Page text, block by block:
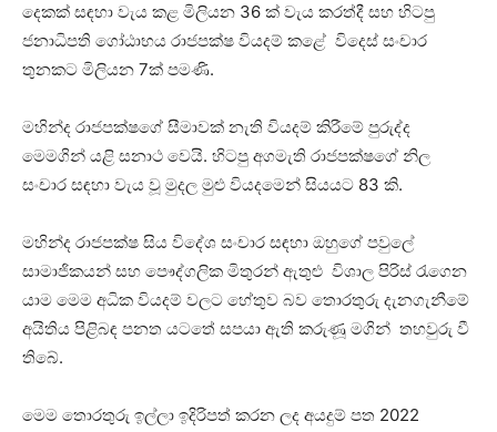
දෙකක් සඳහා වැය කළ මිලියන 36 ක් වැය කරත්දී සහ හිටපු
ජනාධිපති ගෝඨාභය රාජපක්ෂ වියදම් කළේ විදෙස් සංචාර
තුනකට මිලියන 7ක් පමණි.
මහින්ද රාජපක්ෂගේ සීමාවක් නැති වියදම් කිරීමේ පුරුද්ද
මෙමගින් යළි සනාථ වෙයි. හිටපු අගමැති රාජපක්ෂගේ නිල
සංචාර සඳහා වැය වූ මුදල මුළු වියදමෙන් සියයට 83 කි.
මහින්ද රාජපක්ෂ සිය විදේශ සංචාර සඳහා ඔහුගේ පවුලේ
සාමාජිකයන් සහ පෞද්ගලික මිතුරන් ඇතුළු විශාල පිරිස් රැගෙන
යාම මෙම අධික වියදම් වලට හේතුව බව තොරතුරු දැනගැනීමේ
අයිතිය පිළිබඳ පනත යටතේ සපයා ඇති කරුණූ මගින් තහවුරු වී
තිබේ.
මෙම තොරතුරු ඉල්ලා ඉදිරිපත් කරන ලද අයදුම් පත 2022